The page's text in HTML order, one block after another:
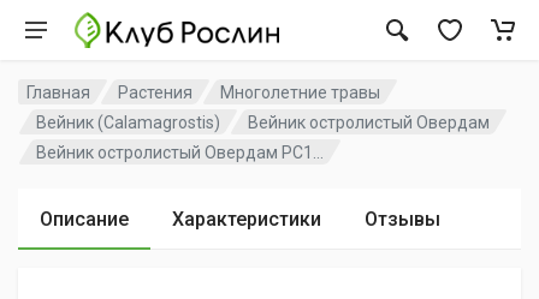
Главная Растения
Многолетние травы
Вейник (Calamagrostis)
Вейник остролистый Овердам
Вейник остролистый Овердам PC1...
Описание Характеристики Отзывы